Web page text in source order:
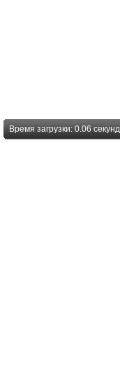
Время загрузки: 0.06